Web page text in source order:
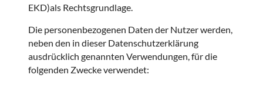
EKD)als Rechtsgrundlage.
Die personenbezogenen Daten der Nutzer werden,
neben den in dieser Datenschutzerklärung
ausdrücklich genannten Verwendungen, für die
folgenden Zwecke verwendet: